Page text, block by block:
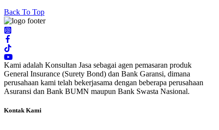
Back To Top
Kami adalah Konsultan Jasa sebagai agen pemasaran produk
General Insurance (Surety Bond) dan Bank Garansi, dimana
perusahaan kami telah bekerjasama dengan beberapa perusahaan
Asuransi dan Bank BUMN maupun Bank Swasta Nasional.
Kontak Kami